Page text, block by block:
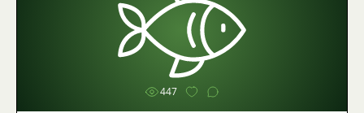
Zdjęcie
447